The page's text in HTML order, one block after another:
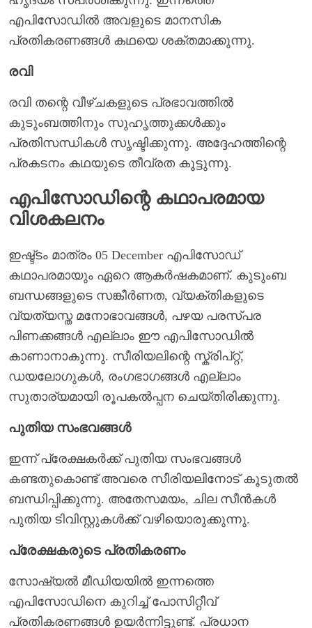
എപിസോഡിൽ അവളുടെ മാനസിക
പ്രതികരണങ്ങൾ കഥയെ ശക്തമാക്കുന്നു.
രവി
രവി തന്റെ വീഴ്ചകളുടെ പ്രഭാവത്തിൽ
കുടുംബത്തിനും സുഹൃത്തുക്കൾക്കും
പ്രതിസന്ധികൾ സൃഷ്ടിക്കുന്നു. അദ്ദേഹത്തിന്റെ
പ്രകടനം കഥയുടെ തീവ്രത കൂട്ടുന്നു.
എപിസോഡിന്റെ കഥാപരമായ
വിശകലനം
ഇഷ്ട്ടം മാത്രം 05 December എപിസോഡ്
കഥാപരമായും ഏറെ ആകർഷകമാണ്. കുടുംബ
ബന്ധങ്ങളുടെ സങ്കീർണത, വ്യക്തികളുടെ
വ്യത്യസ്ത മനോഭാവങ്ങൾ, പഴയ പരസ്പര
പിണക്കങ്ങൾ എല്ലാം ഈ എപിസോഡിൽ
കാണാനാകുന്നു. സീരിയലിന്റെ സ്ക്രിപ്റ്റ്,
ഡയലോഗുകൾ, രംഗഭാഗങ്ങൾ എല്ലാം
സുതാര്യമായി രൂപകൽപ്പന ചെയ്തിരിക്കുന്നു.
പുതിയ സംഭവങ്ങൾ
ഇന്ന് പ്രേക്ഷകർക്ക് പുതിയ സംഭവങ്ങൾ
കണ്ടതുകൊണ്ട് അവരെ സീരിയലിനോട് കൂടുതൽ
ബന്ധിപ്പിക്കുന്നു. അതേസമയം, ചില സീൻകൾ
പുതിയ ടിവിസ്റ്റുകൾക്ക് വഴിയൊരുക്കുന്നു.
പ്രേക്ഷകരുടെ പ്രതികരണം
സോഷ്യൽ മീഡിയയിൽ ഇന്നത്തെ
എപിസോഡിനെ കുറിച്ച് പോസിറ്റീവ്
പ്രതികരണങ്ങൾ ഉയർന്നിട്ടുണ്ട്. പ്രധാന